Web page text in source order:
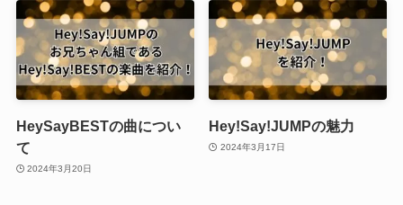
HeySayBESTの曲につい
て
2024年3月20日
Hey!Say!JUMPの魅力
2024年3月17日